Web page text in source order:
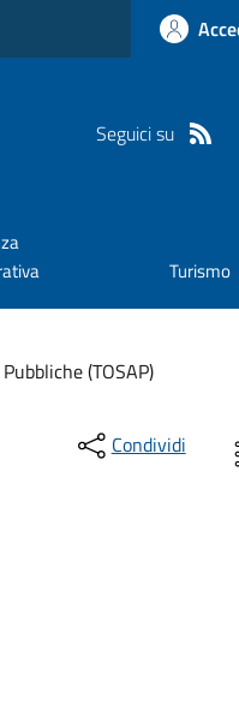
Seguici su
Turismo
(TOSAP)
Condividi